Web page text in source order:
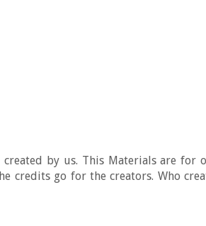
by us. This Materials are for
credits go for the creators. Who